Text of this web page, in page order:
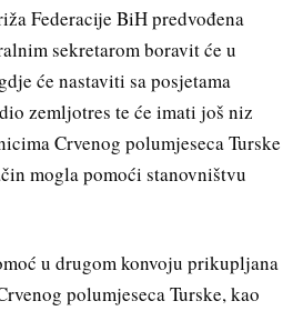
Federacije BiH predvođena
sekretarom boravit će u
će nastaviti sa posjetama
zemljotres te će imati još niz
Crvenog polumjeseca Turske
mogla pomoći stanovništvu
u drugom konvoju prikupljana
polumjeseca Turske, kao